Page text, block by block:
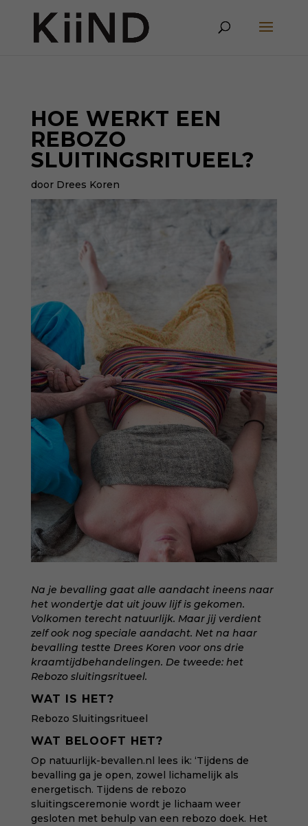
HOE WERKT EEN
REBOZO
SLUITINGSRITUEEL?
door Drees Koren
Na je bevalling gaat alle aandacht ineens naar
het wondertje dat uit jouw lijf is gekomen.
Volkomen terecht natuurlijk. Maar jij verdient
zelf ook nog speciale aandacht. Net na haar
bevalling testte Drees Koren voor ons drie
kraamtijdbehandelingen. De tweede: het
Rebozo sluitingsritueel.
WAT IS HET?
Rebozo Sluitingsritueel
WAT BELOOFT HET?
Op natuurlijk-bevallen.nl lees ik: ‘Tijdens de
bevalling ga je open, zowel lichamelijk als
energetisch. Tijdens de rebozo
sluitingsceremonie wordt je lichaam weer
gesloten met behulp van een rebozo doek. Het